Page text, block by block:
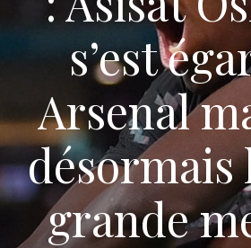
s’est
Arsenal
désormais
grande